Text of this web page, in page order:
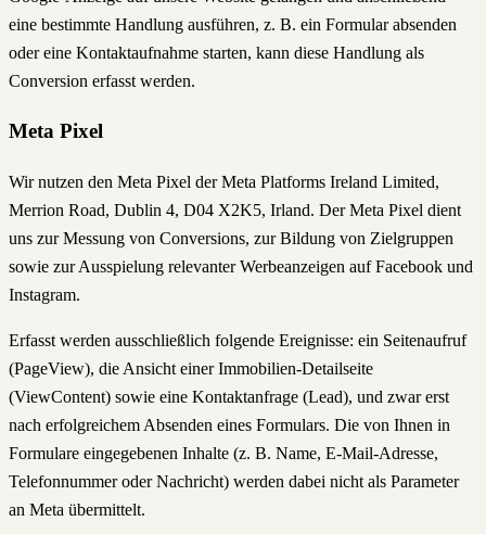
eine bestimmte Handlung ausführen, z. B. ein Formular absenden
oder eine Kontaktaufnahme starten, kann diese Handlung als
Conversion erfasst werden.
Meta Pixel
Wir nutzen den Meta Pixel der Meta Platforms Ireland Limited,
Merrion Road, Dublin 4, D04 X2K5, Irland. Der Meta Pixel dient
uns zur Messung von Conversions, zur Bildung von Zielgruppen
sowie zur Ausspielung relevanter Werbeanzeigen auf Facebook und
Instagram.
Erfasst werden ausschließlich folgende Ereignisse: ein Seitenaufruf
(PageView), die Ansicht einer Immobilien-Detailseite
(ViewContent) sowie eine Kontaktanfrage (Lead), und zwar erst
nach erfolgreichem Absenden eines Formulars. Die von Ihnen in
Formulare eingegebenen Inhalte (z. B. Name, E-Mail-Adresse,
Telefonnummer oder Nachricht) werden dabei nicht als Parameter
an Meta übermittelt.